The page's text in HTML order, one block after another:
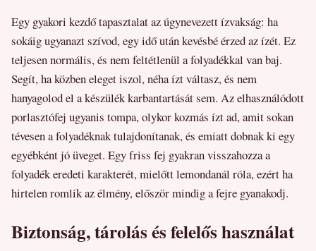
Egy gyakori kezdő tapasztalat az úgynevezett ízvakság: ha
sokáig ugyanazt szívod, egy idő után kevésbé érzed az ízét. Ez
teljesen normális, és nem feltétlenül a folyadékkal van baj.
Segít, ha közben eleget iszol, néha ízt váltasz, és nem
hanyagolod el a készülék karbantartását sem. Az elhasználódott
porlasztófej ugyanis tompa, olykor kozmás ízt ad, amit sokan
tévesen a folyadéknak tulajdonítanak, és emiatt dobnak ki egy
egyébként jó üveget. Egy friss fej gyakran visszahozza a
folyadék eredeti karakterét, mielőtt lemondanál róla, ezért ha
hirtelen romlik az élmény, először mindig a fejre gyanakodj.
Biztonság, tárolás és felelős használat